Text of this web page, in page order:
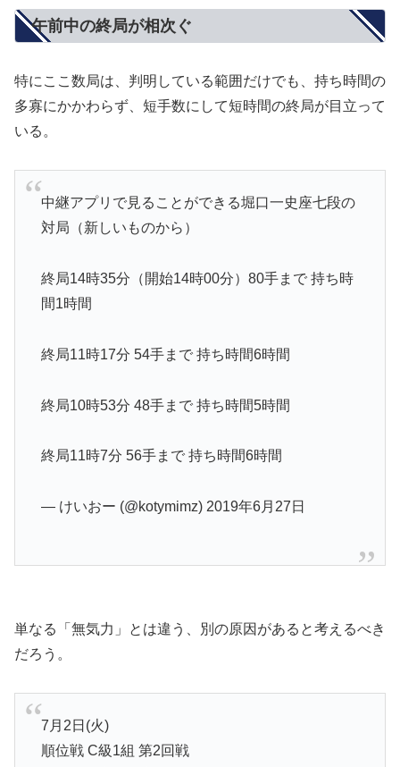
午前中の終局が相次ぐ
特にここ数局は、判明している範囲だけでも、持ち時間の
多寡にかかわらず、短手数にして短時間の終局が目立って
いる。
中継アプリで見ることができる堀口一史座七段の
対局（新しいものから）
終局14時35分（開始14時00分）80手まで 持ち時
間1時間
終局11時17分 54手まで 持ち時間6時間
終局10時53分 48手まで 持ち時間5時間
終局11時7分 56手まで 持ち時間6時間
— けいおー (@kotymimz) 2019年6月27日
単なる「無気力」とは違う、別の原因があると考えるべき
だろう。
7月2日(火)
順位戦 C級1組 第2回戦